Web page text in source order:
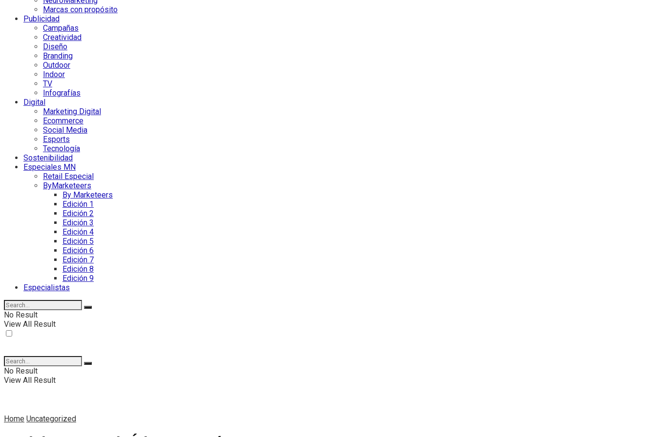
Marcas con propósito
Publicidad
Campañas
Creatividad
Diseño
Branding
Outdoor
Indoor
TV
Infografías
Digital
Marketing Digital
Ecommerce
Social Media
Esports
Tecnología
Sostenibilidad
Especiales MN
Retail Especial
ByMarketeers
By Marketeers
Edición 1
Edición 2
Edición 3
Edición 4
Edición 5
Edición 6
Edición 7
Edición 8
Edición 9
Especialistas
No Result
View All Result
No Result
View All Result
Home Uncategorized